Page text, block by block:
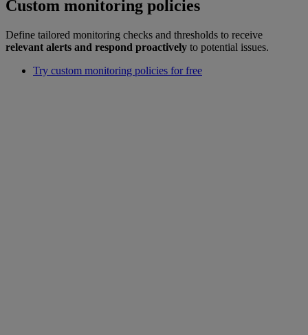
Custom monitoring policies
Define tailored monitoring checks and thresholds to receive
relevant alerts and respond proactively to potential issues.
Try custom monitoring policies for free